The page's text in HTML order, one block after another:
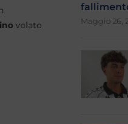
volato
Maggio 26,